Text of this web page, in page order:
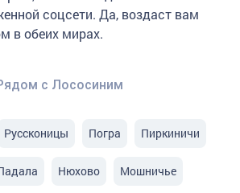
соцсети. Да, воздаст вам
в обеих мирах.
с Лососиним
Руссконицы Погра Пиркиничи
Нюхово Мошничье